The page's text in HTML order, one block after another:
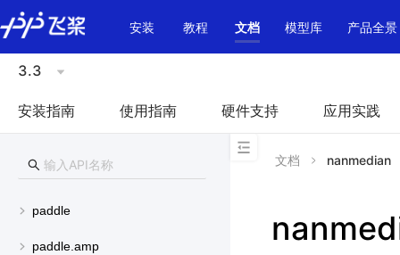
\u200E
安装
教程 文档 模型库 产品全景
3.3
安装指南 使用指南 硬件支持 应用实践
paddle
paddle.amp
文档 nanmedian